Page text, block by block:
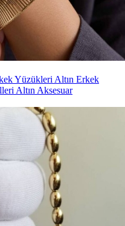
Yüzükleri Altın Erkek
Altın Aksesuar